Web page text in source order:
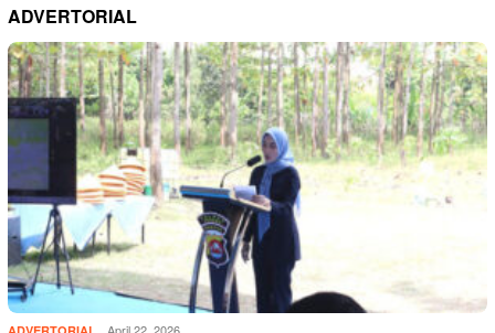
ADVERTORIAL
April 22, 2026